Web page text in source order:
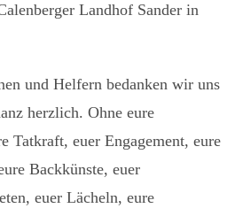
Landhof Sander in
und Helfern bedanken wir uns
herzlich. Ohne eure
Tatkraft, euer Engagement, eure
Backkünste, euer
euer Lächeln, eure